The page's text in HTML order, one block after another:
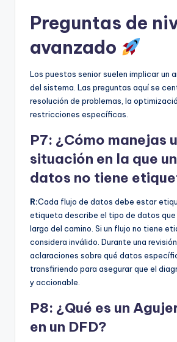
Preguntas de
avanzado
Los puestos senior suelen implicar un
del sistema. Las preguntas aquí se
resolución de problemas, la
restricciones específicas.
P7: ¿Cómo manejas
situación en la que
datos no tiene
R:Cada flujo de datos debe estar
etiqueta describe el tipo de datos que
largo del camino. Si un flujo no tiene
considera inválido. Durante una
aclaraciones sobre qué datos
transfiriendo para asegurar que el
y accionable.
P8: ¿Qué es un
en un DFD?